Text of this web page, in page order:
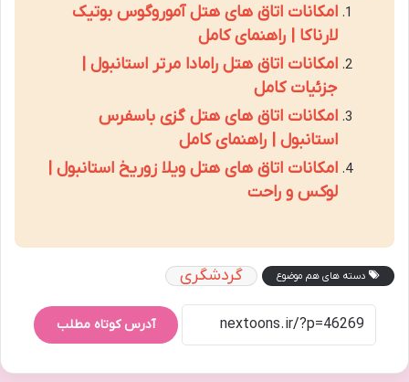
امکانات اتاق های هتل آموروگوس بوتیک
لارناکا | راهنمای کامل
امکانات اتاق هتل رامادا مرتر استانبول |
جزئیات کامل
امکانات اتاق های هتل گزی باسفرس
استانبول | راهنمای کامل
امکانات اتاق های هتل ویلا زوریخ استانبول |
لوکس و راحت
دسته های هم موضوع گردشگری
آدرس کوتاه مطلب